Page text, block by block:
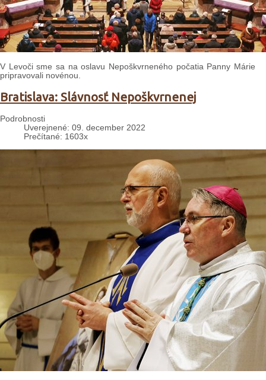
V Levoči sme sa na oslavu Nepoškvrneného počatia Panny Márie
pripravovali novénou.
Bratislava: Slávnosť Nepoškvrnenej
Podrobnosti
Uverejnené: 09. december 2022
Prečítané: 1603x